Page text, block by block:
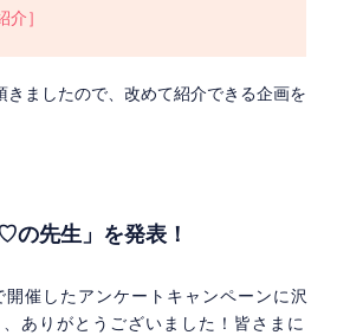
介］
きましたので、改めて紹介できる企画を
の先生」を発表！
催したアンケートキャンペーンに沢
ありがとうございました！皆さまに